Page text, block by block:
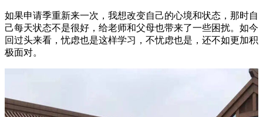
如果申请季重新来一次，我想改变自己的心境和状态，那时自
己每天状态不是很好，给老师和父母也带来了一些困扰。如今
回过头来看，忧虑也是这样学习，不忧虑也是，还不如更加积
极面对。